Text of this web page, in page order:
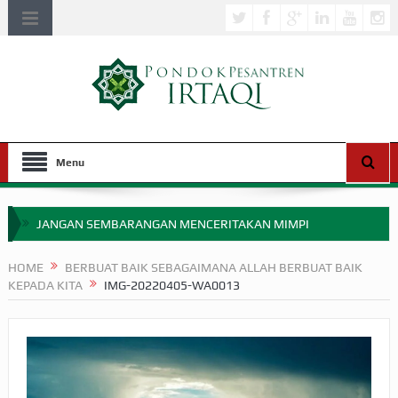
Menu
JANGAN SEMBARANGAN MENCERITAKAN MIMPI
MIMPI YANG DIABAIKAN MENJELANG PERANG BADAR
SEBELUM TIBA SAAT WAJIB?
HAKIKAT NIKMAT DI DUNIA!
HOME
BERBUAT BAIK SEBAGAIMANA ALLAH BERBUAT BAIK
KEPADA KITA
IMG-20220405-WA0013